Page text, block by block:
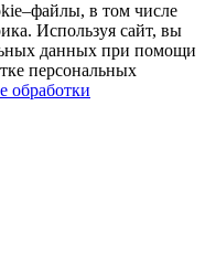
в том числе
Используя сайт, вы
данных при помощи
персональных
обработки